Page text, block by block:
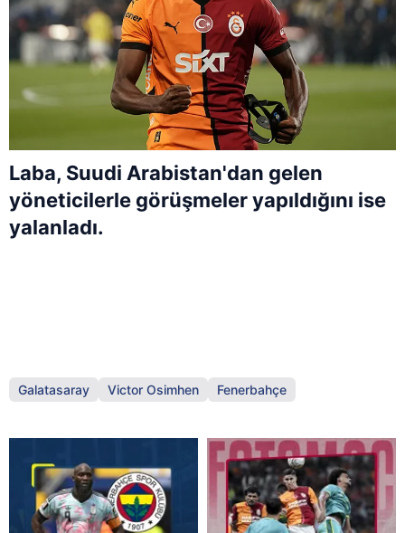
Laba, Suudi Arabistan'dan gelen
yöneticilerle görüşmeler yapıldığını ise
yalanladı.
Galatasaray Victor Osimhen Fenerbahçe